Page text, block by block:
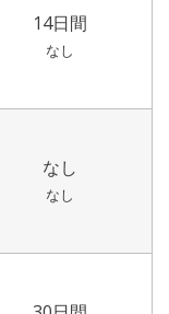
14日間
なし
なし
なし